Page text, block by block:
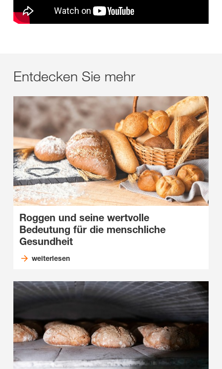
Entdecken Sie mehr
Roggen und seine wertvolle
Bedeutung für die menschliche
Gesundheit
weiterlesen